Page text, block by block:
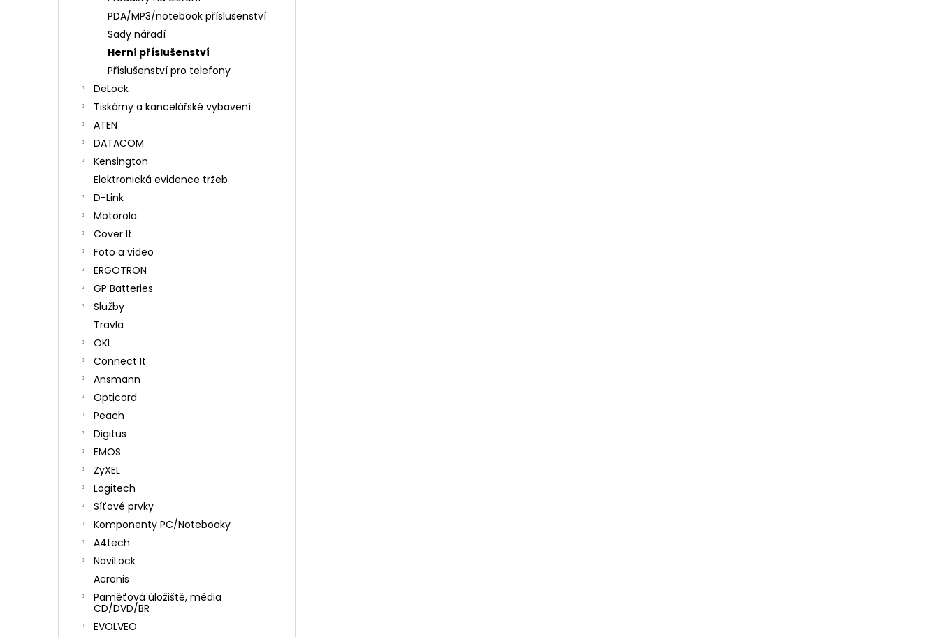
PDA/MP3/notebook příslušenství
Sady nářadí
Herní příslušenství
Příslušenství pro telefony
DeLock
Tiskárny a kancelářské vybavení
ATEN
DATACOM
Kensington
Elektronická evidence tržeb
D-Link
Motorola
Cover It
Foto a video
ERGOTRON
GP Batteries
Služby
Travla
OKI
Connect It
Ansmann
Opticord
Peach
Digitus
EMOS
ZyXEL
Logitech
Síťové prvky
Komponenty PC/Notebooky
A4tech
NaviLock
Acronis
Paměťová úložiště, média
CD/DVD/BR
EVOLVEO